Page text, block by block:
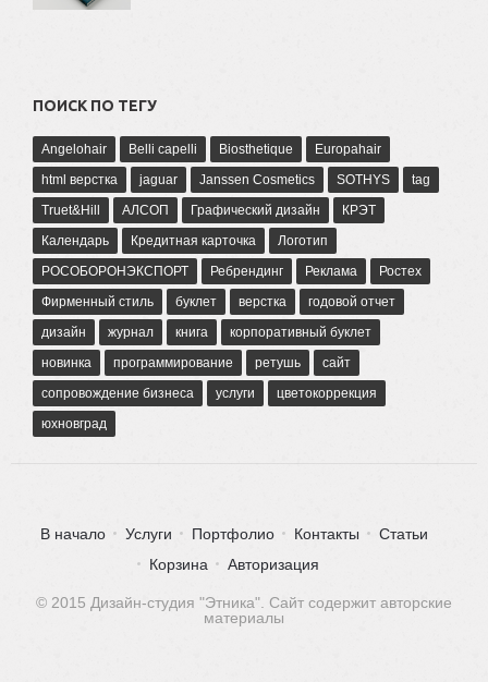
ПОИСК ПО ТЕГУ
Angelohair Belli capelli Biosthetique
Europahair
html верстка
jaguar Janssen Cosmetics SOTHYS
tag
Truet&Hill
АЛСОП Графический дизайн
КРЭТ
Календарь
Кредитная карточка
Логотип
РОСОБОРОНЭКСПОРТ
Ребрендинг Реклама
Ростех
Фирменный стиль
буклет верстка
годовой отчет
дизайн
журнал книга
корпоративный буклет
новинка
программирование ретушь
сайт
сопровождение бизнеса
услуги
цветокоррекция
юхновград
В начало Услуги Портфолио Контакты
Статьи
Корзина
Авторизация
© 2015 Дизайн-студия "Этника". Сайт содержит авторские
материалы